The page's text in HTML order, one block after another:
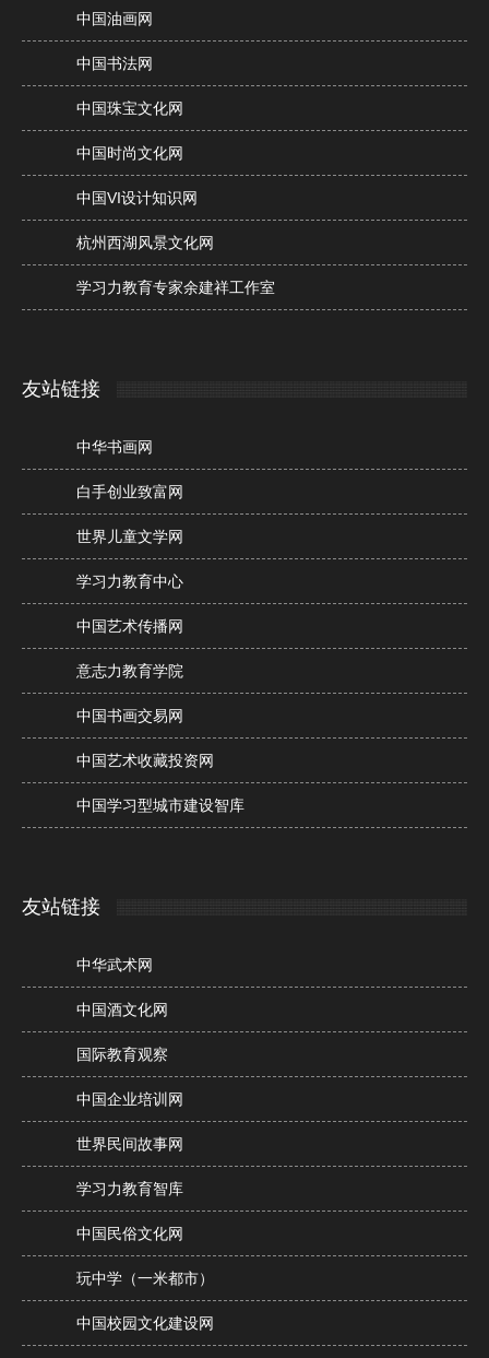
中国油画网
中国书法网
中国珠宝文化网
中国时尚文化网
中国VI设计知识网
杭州西湖风景文化网
学习力教育专家余建祥工作室
友站链接
中华书画网
白手创业致富网
世界儿童文学网
学习力教育中心
中国艺术传播网
意志力教育学院
中国书画交易网
中国艺术收藏投资网
中国学习型城市建设智库
友站链接
中华武术网
中国酒文化网
国际教育观察
中国企业培训网
世界民间故事网
学习力教育智库
中国民俗文化网
玩中学（一米都市）
中国校园文化建设网